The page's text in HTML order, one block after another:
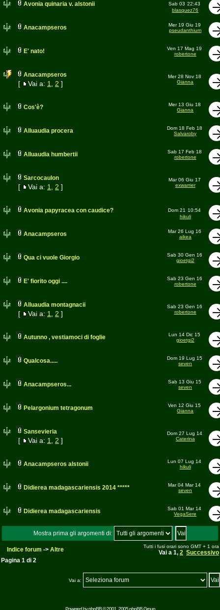
Avonia quinaria v. alstonii Sab 03 22:43
blasquez76
Anacampseros
Mer 19 Giu 19
pseudanthium
E' nato!
Ven 17 Mag 19
robertone
Anacampseros
[ Vai a: 1 2 ]
Mer 28 Nov 18
Gianna
Cos'è?
Mer 13 Giu 18
Gianna
Alluaudia procera
Dom 18 Feb 18
Salvaroby
Alluaudia humbertii
Sab 17 Feb 18
robertone
Sarcocaulon
[ Vai a: 1 2 ]
Mar 06 Giu 17
exwarrier
Avonia papyracea con caudice? Dom 21
10:54
hikuli
Anacampseros
Mar 26 Lug 16
aikea
Qua ci vuole Giorgio
Sab 30 Gen 16
gioetgi2
E' fiorito oggi ....
Sab 23 Gen 16
robertone
Alluaudia montagnacii
[ Vai a: 1 2 ]
Sab 23 Gen 16
robertone
Autunno , vestiamoci di foglie
Lun 14 Dic 15
gioetgi2
Qualcosa.....
Dom 19 Lug 15
seven
Anacampseros...
Sab 13 Giu 15
seven
Pelargonium tetragonum
Ven 12 Giu 15
Gianna
Sansevieria
[ Vai a: 1 2 ]
Dom 27 Lug 14
Caterina
Anacampseros alstonii
Lun 07 Lug 14
hikuli
Didierea madagascariensis 2014 *****
Mar 04 Mar 14
seven
Didierea madagascariensis
Sab 01 Mar 14
VegaSere
Mostra prima gli argomenti di:
Indice forum -> Altre Tutti i fusi orari sono GMT + 1 ora
Vai a 1, 2 Successivo
Pagina 1 di 2
Vai a:
Powered byphpBB© 2001, 2005 phpBB Group